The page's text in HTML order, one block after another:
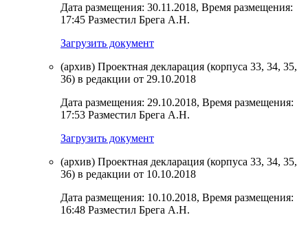
Дата размещения: 30.11.2018, Время размещения:
17:45 Разместил Брега А.Н.
Загрузить документ
(архив) Проектная декларация (корпуса 33, 34, 35,
36) в редакции от 29.10.2018
Дата размещения: 29.10.2018, Время размещения:
17:53 Разместил Брега А.Н.
Загрузить документ
(архив) Проектная декларация (корпуса 33, 34, 35,
36) в редакции от 10.10.2018
Дата размещения: 10.10.2018, Время размещения:
16:48 Разместил Брега А.Н.